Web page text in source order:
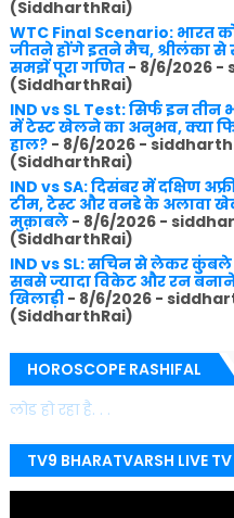
(SiddharthRai)
WTC Final Scenario: भारत
जीतने होंगे इतने मैच, श्रीलंका से
समझें पूरा गणित- 8/6/2026-
(SiddharthRai)
IND vs SL Test: सिर्फ इन तीन
में टेस्ट खेलने का अनुभव, क्या
हाल?- 8/6/2026-
(SiddharthRai)
IND vs SA: दिसंबर में दक्षिण
टीम, टेस्ट और वनडे के अलावा
मुक़ाबले- 8/6/2026-
(SiddharthRai)
IND vs SL: सचिन से लेकर
सबसे ज्यादा विकेट और रन
खिलाड़ी- 8/6/2026-
(SiddharthRai)
HOROSCOPE RASHIFAL
लोड हो रहा है. . .
TV9 BHARATVARSH LIVE TV